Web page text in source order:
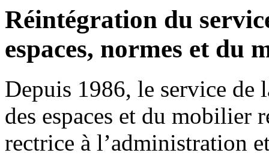
Réintégration du
espaces, normes et du
Depuis 1986, le service de
des espaces et du mobilier
rectrice à l’administration